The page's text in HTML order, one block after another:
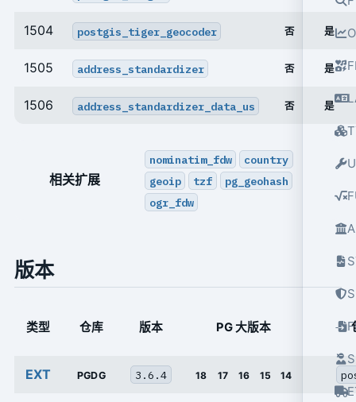
1504 postgis_tiger_geocoder 否 是
1505 address_standardizer 否 是
1506 address_standardizer_data_us 否 是
相关扩展
nominatim_fdw
country
geoip
tzf
pg_geohash
ogr_fdw
版本
类型 仓库 版本 PG 大版本
EXT PGDG 3.6.4 18 17 16 15 14